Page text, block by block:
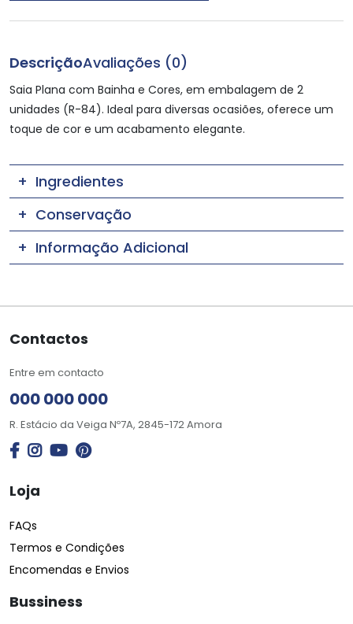
DescriçãoAvaliações (0)
Saia Plana com Bainha e Cores, em embalagem de 2
unidades (R-84). Ideal para diversas ocasiões, oferece um
toque de cor e um acabamento elegante.
Ingredientes
Conservação
Informação Adicional
Contactos
Entre em contacto
000 000 000
R. Estácio da Veiga Nº7A, 2845-172 Amora
Loja
FAQs
Termos e Condições
Encomendas e Envios
Bussiness